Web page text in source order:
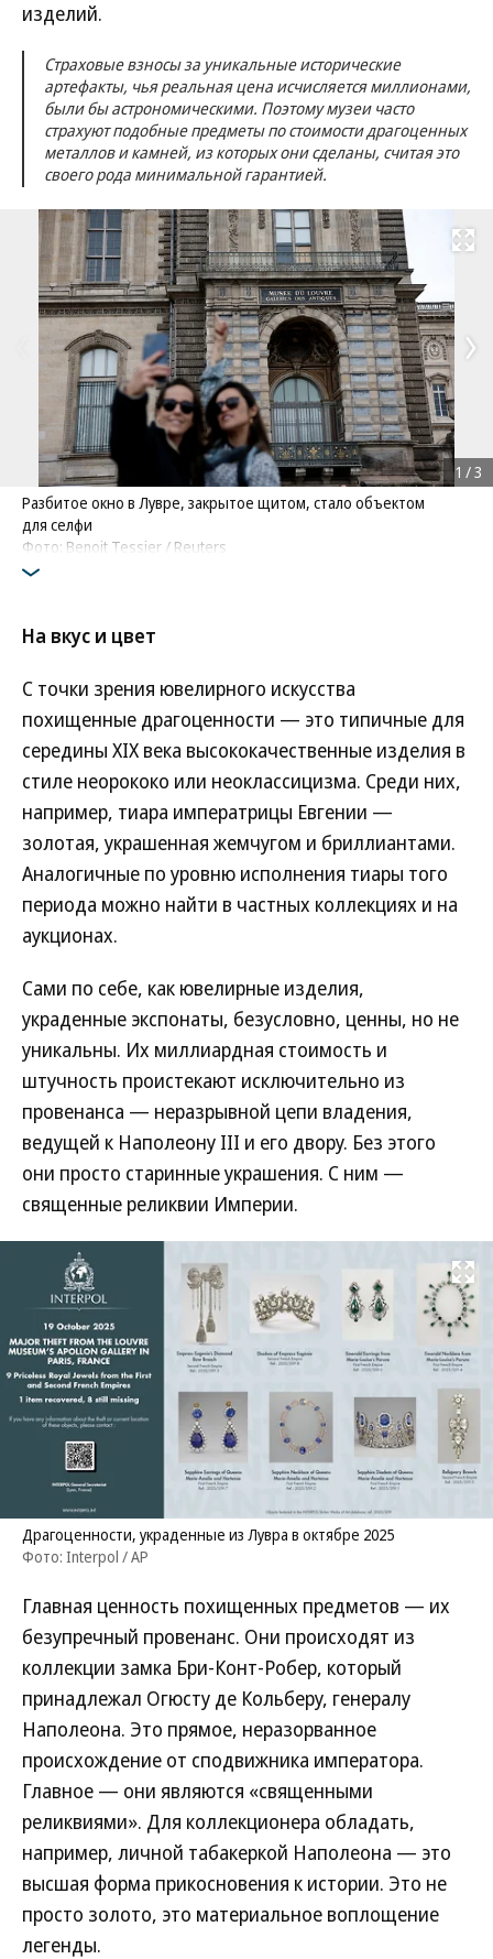
изделий.
Страховые взносы за уникальные исторические
артефакты, чья реальная цена исчисляется миллионами,
были бы астрономическими. Поэтому музеи часто
страхуют подобные предметы по стоимости драгоценных
металлов и камней, из которых они сделаны, считая это
своего рода минимальной гарантией.
Развернуть
Разбитое окно в Лувре, закрытое щитом, стало объектом
для селфи
Фото: Benoit Tessier / Reuters
1 /3
На вкус и цвет
С точки зрения ювелирного искусства
похищенные драгоценности — это типичные для
середины XIX века высококачественные изделия в
стиле неорококо или неоклассицизма. Среди них,
например, тиара императрицы Евгении —
золотая, украшенная жемчугом и бриллиантами.
Аналогичные по уровню исполнения тиары того
периода можно найти в частных коллекциях и на
аукционах.
Сами по себе, как ювелирные изделия,
украденные экспонаты, безусловно, ценны, но не
уникальны. Их миллиардная стоимость и
штучность проистекают исключительно из
провенанса — неразрывной цепи владения,
ведущей к Наполеону III и его двору. Без этого
они просто старинные украшения. С ним —
священные реликвии Империи.
Развернуть
Драгоценности, украденные из Лувра в октябре 2025
Фото: Interpol / AP
Главная ценность похищенных предметов — их
безупречный провенанс. Они происходят из
коллекции замка Бри-Конт-Робер, который
принадлежал Огюсту де Кольберу, генералу
Наполеона. Это прямое, неразорванное
происхождение от сподвижника императора.
Главное — они являются «священными
реликвиями». Для коллекционера обладать,
например, личной табакеркой Наполеона — это
высшая форма прикосновения к истории. Это не
просто золото, это материальное воплощение
легенды.